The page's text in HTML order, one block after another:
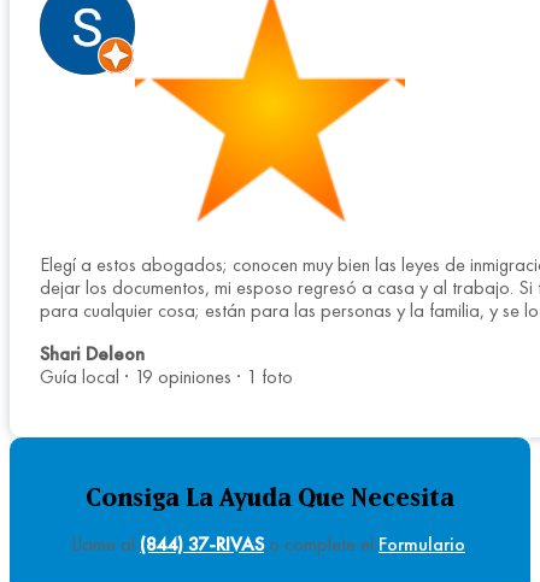
Elegí a estos abogados; conocen muy bien las leyes de
dejar los documentos, mi esposo regresó a casa y al trabajo.
para cualquier cosa; están para las personas y la familia, y se
Shari Deleon
Guía local · 19 opiniones · 1 foto
Consiga La Ayuda Que Necesita
Llame al (844) 37-RIVASo complete el Formulario.